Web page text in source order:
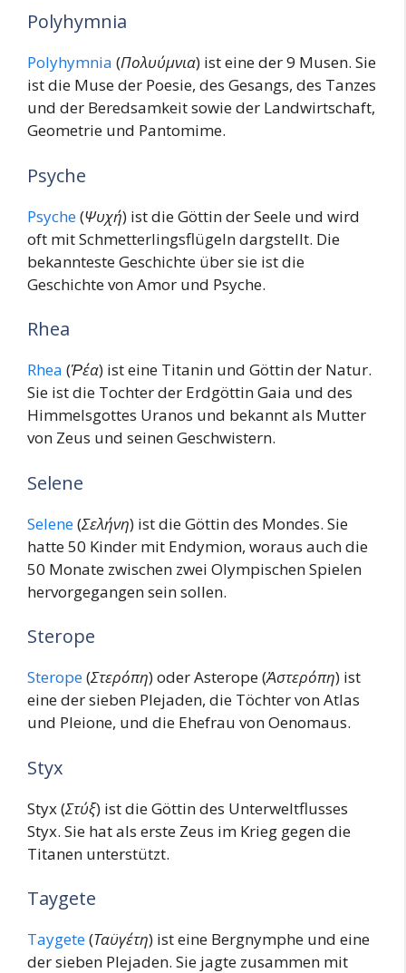
Polyhymnia
Polyhymnia (Πολυύμνια) ist eine der 9 Musen. Sie
ist die Muse der Poesie, des Gesangs, des Tanzes
und der Beredsamkeit sowie der Landwirtschaft,
Geometrie und Pantomime.
Psyche
Psyche(Ψυχή) ist die Göttin der Seele und wird
oft mit Schmetterlingsflügeln dargstellt. Die
bekannteste Geschichte über sie ist die
Geschichte von Amor und Psyche.
Rhea
Rhea (Ῥέα) ist eine Titanin und Göttin der Natur.
Sie ist die Tochter der Erdgöttin Gaia und des
Himmelsgottes Uranos und bekannt als Mutter
von Zeus und seinen Geschwistern.
Selene
Selene(Σελήνη) ist die Göttin des Mondes. Sie
hatte 50 Kinder mit Endymion, woraus auch die
50 Monate zwischen zwei Olympischen Spielen
hervorgegangen sein sollen.
Sterope
Sterope(Στερόπη) oder Asterope (Ἀστερόπη) ist
eine der sieben Plejaden, die Töchter von Atlas
und Pleione, und die Ehefrau von Oenomaus.
Styx
Styx (Στύξ) ist die Göttin des Unterweltflusses
Styx. Sie hat als erste Zeus im Krieg gegen die
Titanen unterstützt.
Taygete
Taygete(Ταϋγέτη) ist eine Bergnymphe und eine
der sieben Plejaden. Sie jagte zusammen mit